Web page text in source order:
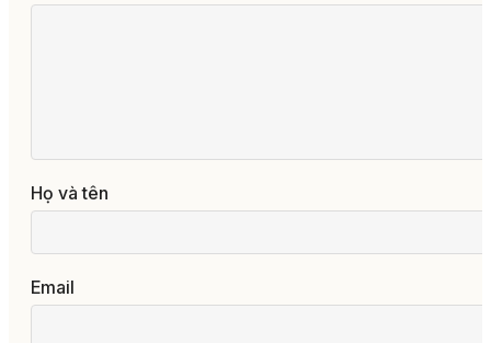
Họ và tên
Email